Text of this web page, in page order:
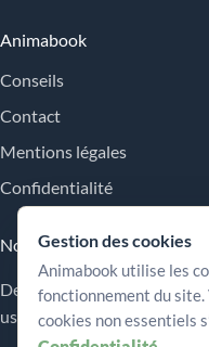
Animabook
Conseils
Contact
Mentions légales
Confidentialité
Nos engagements
Des repères simples pour
usages et choisir plus
Gestion des cookies
Animabook utilise les
fonctionnement du
cookies non essentiels